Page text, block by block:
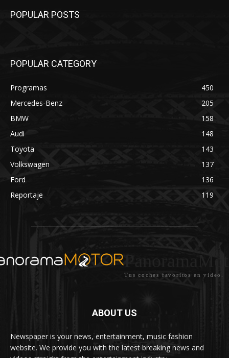
POPULAR POSTS
POPULAR CATEGORY
Programas
450
Mercedes-Benz
205
BMW
158
Audi
148
Toyota
143
Volkswagen
137
Ford
136
Reportaje
119
Tus coches favoritos en video.
ABOUT US
Newspaper is your news, entertainment, music fashion
website. We provide you with the latest breaking news and